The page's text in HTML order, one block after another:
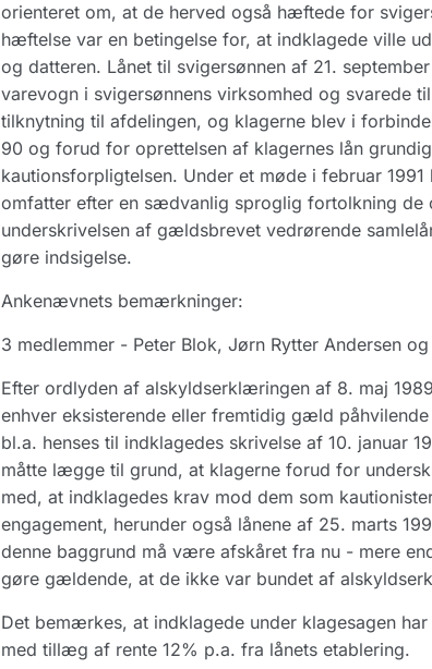
orienteret om, at de herved også hæftede for
hæftelse var en betingelse for, at indklagede ville
og datteren. Lånet til svigersønnen af 21.
varevogn i svigersønnens virksomhed og svarede
tilknytning til afdelingen, og klagerne blev i
90 og forud for oprettelsen af klagernes lån
kautionsforpligtelsen. Under et møde i februar
omfatter efter en sædvanlig sproglig fortolkning de
underskrivelsen af gældsbrevet vedrørende
gøre indsigelse.
Ankenævnets bemærkninger:
3 medlemmer - Peter Blok, Jørn Rytter Andersen
Efter ordlyden af alskyldserklæringen af 8. maj
enhver eksisterende eller fremtidig gæld
bl.a. henses til indklagedes skrivelse af 10. januar
måtte lægge til grund, at klagerne forud for
med, at indklagedes krav mod dem som
engagement, herunder også lånene af 25. marts
denne baggrund må være afskåret fra nu - mere
gøre gældende, at de ikke var bundet af
Det bemærkes, at indklagede under klagesagen
med tillæg af rente 12% p.a. fra lånets etablering.